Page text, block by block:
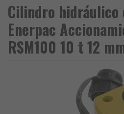
Cilindro hidráulico
Enerpac
RSM100 10 t 12